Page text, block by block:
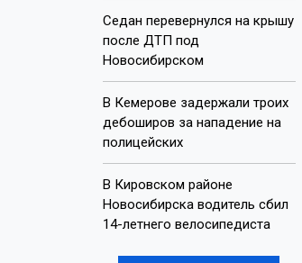
Седан перевернулся на крышу
после ДТП под
Новосибирском
В Кемерове задержали троих
дебоширов за нападение на
полицейских
В Кировском районе
Новосибирска водитель сбил
14-летнего велосипедиста